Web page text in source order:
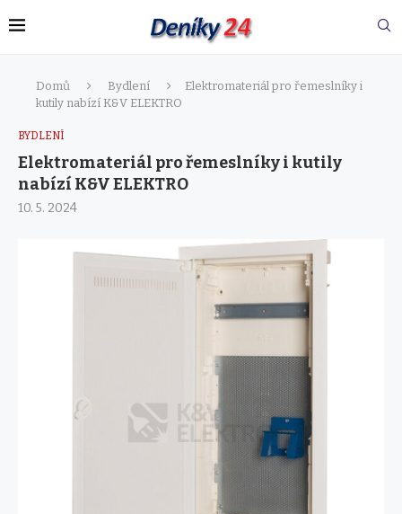
Domů Bydlení
Elektromateriál pro řemeslníky i
kutily nabízí K&V ELEKTRO
BYDLENÍ
Elektromateriál pro řemeslníky i kutily
nabízí K&V ELEKTRO
10. 5. 2024